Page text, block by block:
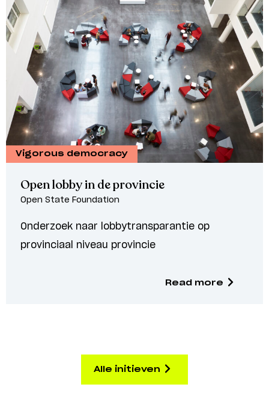
Vigorous democracy
Open lobby in de provincie
Open State Foundation
Onderzoek naar lobbytransparantie op
provinciaal niveau provincie
Read more
Alle initieven